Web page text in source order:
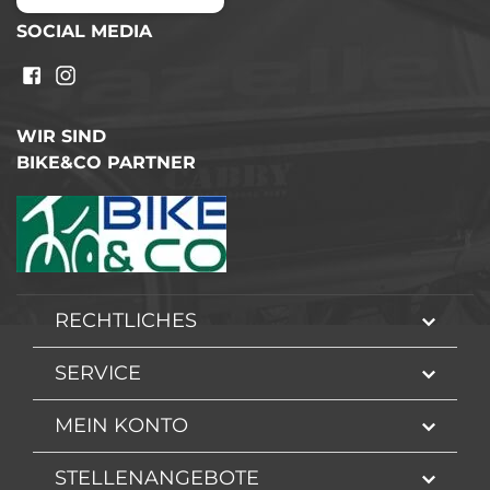
SOCIAL MEDIA
WIR SIND
BIKE&CO PARTNER
RECHTLICHES
SERVICE
MEIN KONTO
STELLENANGEBOTE